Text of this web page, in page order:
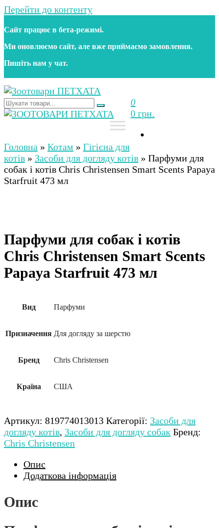
Перейти до контенту
Сайт працює в бета‑режимі.
Ми оновлюємо сайт, але вже приймаємо замовлення.
Пишіть нам у чат.
Зоотовари ПЕТХАТА
Зоомагазин для собак та котів | Корм, іграшки,
аксесуари та догляд за тваринами. Доставка по
0
0 грн.
Зоомагазин для собак та котів | Корм, іграшки,
аксесуари та догляд за тваринами. Доставка по
Україні
Головна » Котам » Гігієна для
котів » Засоби для догляду котів » Парфуми для
собак і котів Chris Christensen Smart Scents Papaya
Starfruit 473 мл
Парфуми для собак і котів
Chris Christensen Smart Scents
Papaya Starfruit 473 мл
Вид Парфуми
Призначення Для догляду за шерстю
Бренд Chris Christensen
Країна США
Артикул: 819774013013 Категорії: Засоби для
догляду котів, Засоби для догляду собак Бренд:
Chris Christensen
Опис
Додаткова інформація
Опис